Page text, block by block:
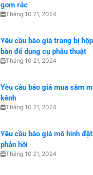
gom rác
Tháng 10 21, 2024
Yêu cầu báo giá trang bị
bàn để dụng cụ phẫu thuật
Tháng 10 21, 2024
Yêu cầu báo giá mua sắm
kênh
Tháng 10 21, 2024
Yêu cầu báo giá mô hình
phản hồi
Tháng 10 21, 2024